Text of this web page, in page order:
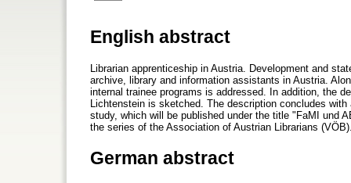
English abstract
Librarian apprenticeship in Austria. Development and
archive, library and information assistants in Austria.
internal trainee programs is addressed. In addition, the
Lichtenstein is sketched. The description concludes
study, which will be published under the title "FaMI und
the series of the Association of Austrian Librarians
German abstract